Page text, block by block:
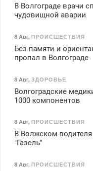
В Волгограде врачи
чудовищной аварии
8 Авг, ПРОИСШЕСТВИЯ
Без памяти и
пропал в Волгограде
8 Авг, ЗДОРОВЬЕ
Волгоградские
1000 компонентов
8 Авг, ПРОИСШЕСТВИЯ
В Волжском
"Газель"
8 Авг, ПРОИСШЕСТВИЯ